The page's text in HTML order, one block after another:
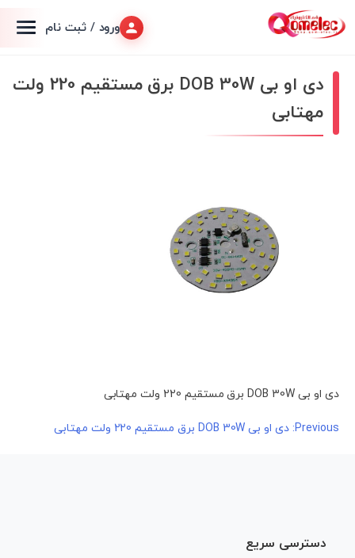
ورود / ثبت نام
دی او بی DOB 30W برق مستقیم 220 ولت
مهتابی
دی او بی DOB 30W برق مستقیم 220 ولت مهتابی
راهبری
Previous: دی او بی DOB 30W برق مستقیم 220 ولت مهتابی
دسترسی سریع